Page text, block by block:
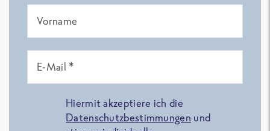
Vorname
E-Mail *
Hiermit akzeptiere ich die
Datenschutzbestimmungen und